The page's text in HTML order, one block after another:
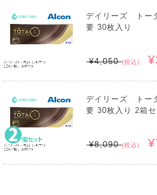
デイリーズ トー
要 30枚入り
¥4,050(税込)
デイリーズ トー
要 30枚入り 2箱セ
¥8,090(税込)